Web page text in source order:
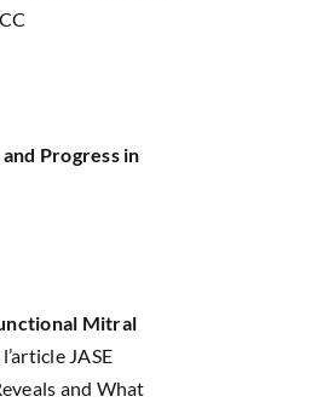
Progress in
Mitral
JASE
and What